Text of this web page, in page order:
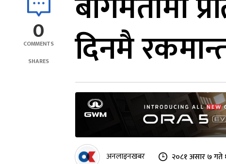
0
COMMENTS
SHARES
दिनमै
अनलाइनखबर २०८१ असार ७ गते